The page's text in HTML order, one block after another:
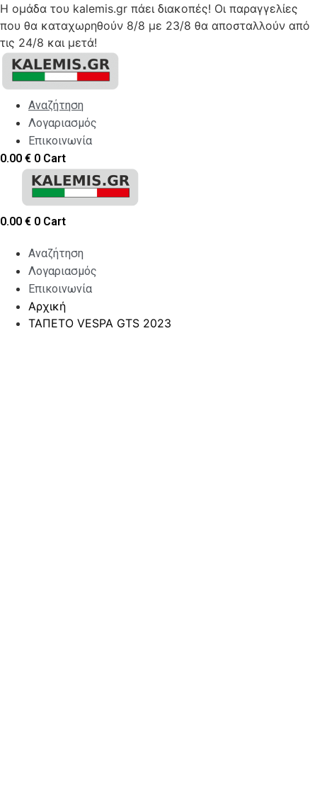
Η ομάδα του kalemis.gr πάει διακοπές! Οι παραγγελίες
που θα καταχωρηθούν 8/8 με 23/8 θα αποσταλλούν από
τις 24/8 και μετά!
Skip
content
Αναζήτηση
Λογαριασμός
Επικοινωνία
0.00 € 0 Cart
0.00 € 0 Cart
Αναζήτηση
Λογαριασμός
Επικοινωνία
Αρχική
ΤΑΠΕΤΟ VESPA GTS 2023